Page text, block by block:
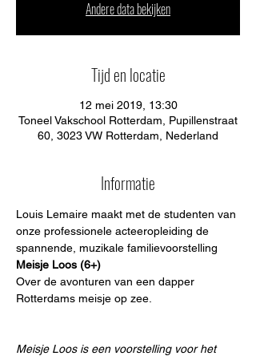
Andere data bekijken
Tijd en locatie
12 mei 2019, 13:30
Toneel Vakschool Rotterdam, Pupillenstraat
60, 3023 VW Rotterdam, Nederland
Informatie
Louis Lemaire maakt met de studenten van
onze professionele acteeropleiding de
spannende, muzikale familievoorstelling
Meisje Loos (6+)
Over de avonturen van een dapper
Rotterdams meisje op zee.
Meisje Loos is een voorstelling voor het